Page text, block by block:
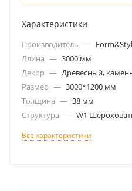
Характеристики
Производитель —
Длина — 3000 мм
Декор — Древесный,
Размер — 3000*1200 мм
Толщина — 38 мм
Структура — W1
Все характеристики